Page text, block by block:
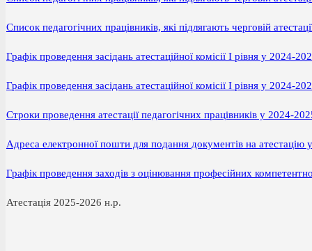
Список педагогічних працівників, які підлягають черговій
Графік проведення засідань атестаційної комісії І рівня у 2024-
Графік проведення засідань атестаційної комісії І рівня у 2024-
Строки проведення атестації педагогічних працівників у 2024-
Адреса електронної пошти для подання документів на атестацію
Графік проведення заходів з оцінювання професійних
Атестація 2025-2026 н.р.